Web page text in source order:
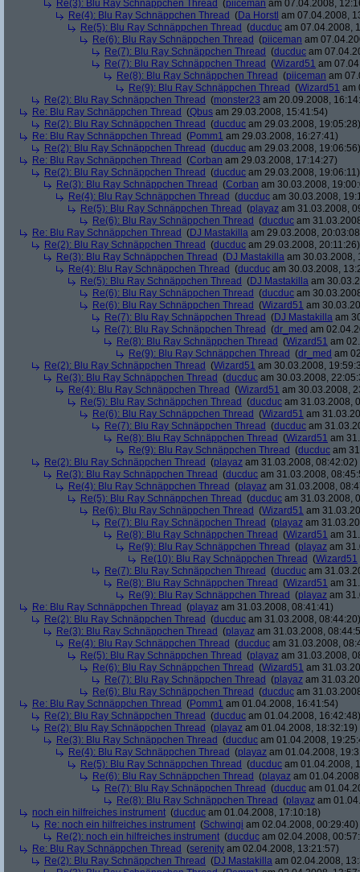
Re(3): Blu Ray Schnäppchen Thread (piiceman am 07.04.2008,
Re(4): Blu Ray Schnäppchen Thread (Da Horstl am 07.04.2008,
Re(5): Blu Ray Schnäppchen Thread (ducduc am 07.04.2008,
Re(6): Blu Ray Schnäppchen Thread (piiceman am
Re(7): Blu Ray Schnäppchen Thread (ducduc am
Re(7): Blu Ray Schnäppchen Thread (Wizard51 am
Re(8): Blu Ray Schnäppchen Thread (piiceman am
Re(9): Blu Ray Schnäppchen Thread (Wizard51 am
Re(2): Blu Ray Schnäppchen Thread (monster23 am 20.09.2008,
Re: Blu Ray Schnäppchen Thread (Qbus am 29.03.2008, 15:41:54)
Re(2): Blu Ray Schnäppchen Thread (ducduc am 29.03.2008, 19:05:28)
Re: Blu Ray Schnäppchen Thread (Pomm1 am 29.03.2008, 16:27:41)
Re(2): Blu Ray Schnäppchen Thread (ducduc am 29.03.2008, 19:06:56)
Re: Blu Ray Schnäppchen Thread (Corban am 29.03.2008, 17:14:27)
Re(2): Blu Ray Schnäppchen Thread (ducduc am 29.03.2008, 19:06:11)
Re(3): Blu Ray Schnäppchen Thread (Corban am 30.03.2008,
Re(4): Blu Ray Schnäppchen Thread (ducduc am 30.03.2008,
Re(5): Blu Ray Schnäppchen Thread (playaz am 31.03.2008,
Re(6): Blu Ray Schnäppchen Thread (ducduc am
Re: Blu Ray Schnäppchen Thread (DJ Mastakilla am 29.03.2008,
Re(2): Blu Ray Schnäppchen Thread (ducduc am 29.03.2008, 20:11:26)
Re(3): Blu Ray Schnäppchen Thread (DJ Mastakilla am 30.03.2008,
Re(4): Blu Ray Schnäppchen Thread (ducduc am 30.03.2008,
Re(5): Blu Ray Schnäppchen Thread (DJ Mastakilla am
Re(6): Blu Ray Schnäppchen Thread (ducduc am
Re(6): Blu Ray Schnäppchen Thread (Wizard51 am
Re(7): Blu Ray Schnäppchen Thread (DJ Mastakilla am
Re(7): Blu Ray Schnäppchen Thread (dr_med am
Re(8): Blu Ray Schnäppchen Thread (Wizard51 am
Re(9): Blu Ray Schnäppchen Thread (dr_med am
Re(2): Blu Ray Schnäppchen Thread (Wizard51 am 30.03.2008,
Re(3): Blu Ray Schnäppchen Thread (ducduc am 30.03.2008,
Re(4): Blu Ray Schnäppchen Thread (Wizard51 am 30.03.2008,
Re(5): Blu Ray Schnäppchen Thread (ducduc am 31.03.2008,
Re(6): Blu Ray Schnäppchen Thread (Wizard51 am
Re(7): Blu Ray Schnäppchen Thread (ducduc am
Re(8): Blu Ray Schnäppchen Thread (Wizard51 am
Re(9): Blu Ray Schnäppchen Thread (ducduc am
Re(2): Blu Ray Schnäppchen Thread (playaz am 31.03.2008, 08:42:02)
Re(3): Blu Ray Schnäppchen Thread (ducduc am 31.03.2008,
Re(4): Blu Ray Schnäppchen Thread (playaz am 31.03.2008,
Re(5): Blu Ray Schnäppchen Thread (ducduc am 31.03.2008,
Re(6): Blu Ray Schnäppchen Thread (Wizard51 am
Re(7): Blu Ray Schnäppchen Thread (playaz am
Re(8): Blu Ray Schnäppchen Thread (Wizard51 am
Re(9): Blu Ray Schnäppchen Thread (playaz am
Re(10): Blu Ray Schnäppchen Thread (Wizard51
Re(7): Blu Ray Schnäppchen Thread (ducduc am
Re(8): Blu Ray Schnäppchen Thread (Wizard51 am
Re(9): Blu Ray Schnäppchen Thread (playaz am
Re: Blu Ray Schnäppchen Thread (playaz am 31.03.2008, 08:41:41)
Re(2): Blu Ray Schnäppchen Thread (ducduc am 31.03.2008, 08:44:20)
Re(3): Blu Ray Schnäppchen Thread (playaz am 31.03.2008,
Re(4): Blu Ray Schnäppchen Thread (ducduc am 31.03.2008,
Re(5): Blu Ray Schnäppchen Thread (playaz am 31.03.2008,
Re(6): Blu Ray Schnäppchen Thread (Wizard51 am
Re(7): Blu Ray Schnäppchen Thread (playaz am
Re(6): Blu Ray Schnäppchen Thread (ducduc am
Re: Blu Ray Schnäppchen Thread (Pomm1 am 01.04.2008, 16:41:54)
Re(2): Blu Ray Schnäppchen Thread (ducduc am 01.04.2008, 16:42:48)
Re(2): Blu Ray Schnäppchen Thread (playaz am 01.04.2008, 18:32:19)
Re(3): Blu Ray Schnäppchen Thread (ducduc am 01.04.2008,
Re(4): Blu Ray Schnäppchen Thread (playaz am 01.04.2008,
Re(5): Blu Ray Schnäppchen Thread (ducduc am 01.04.2008,
Re(6): Blu Ray Schnäppchen Thread (playaz am
Re(7): Blu Ray Schnäppchen Thread (ducduc am
Re(8): Blu Ray Schnäppchen Thread (playaz am
noch ein hilfreiches instrument (ducduc am 01.04.2008, 17:10:18)
Re: noch ein hilfreiches instrument (Schwingi am 02.04.2008, 00:29:40)
Re(2): noch ein hilfreiches instrument (ducduc am 02.04.2008,
Re: Blu Ray Schnäppchen Thread (serenity am 02.04.2008, 13:21:57)
Re(2): Blu Ray Schnäppchen Thread (DJ Mastakilla am 02.04.2008,